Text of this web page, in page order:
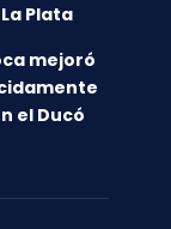
Plata
mejoró
el Ducó